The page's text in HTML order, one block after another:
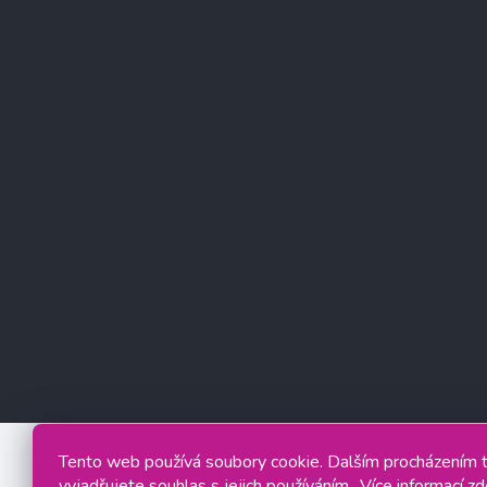
Tento web používá soubory cookie. Dalším